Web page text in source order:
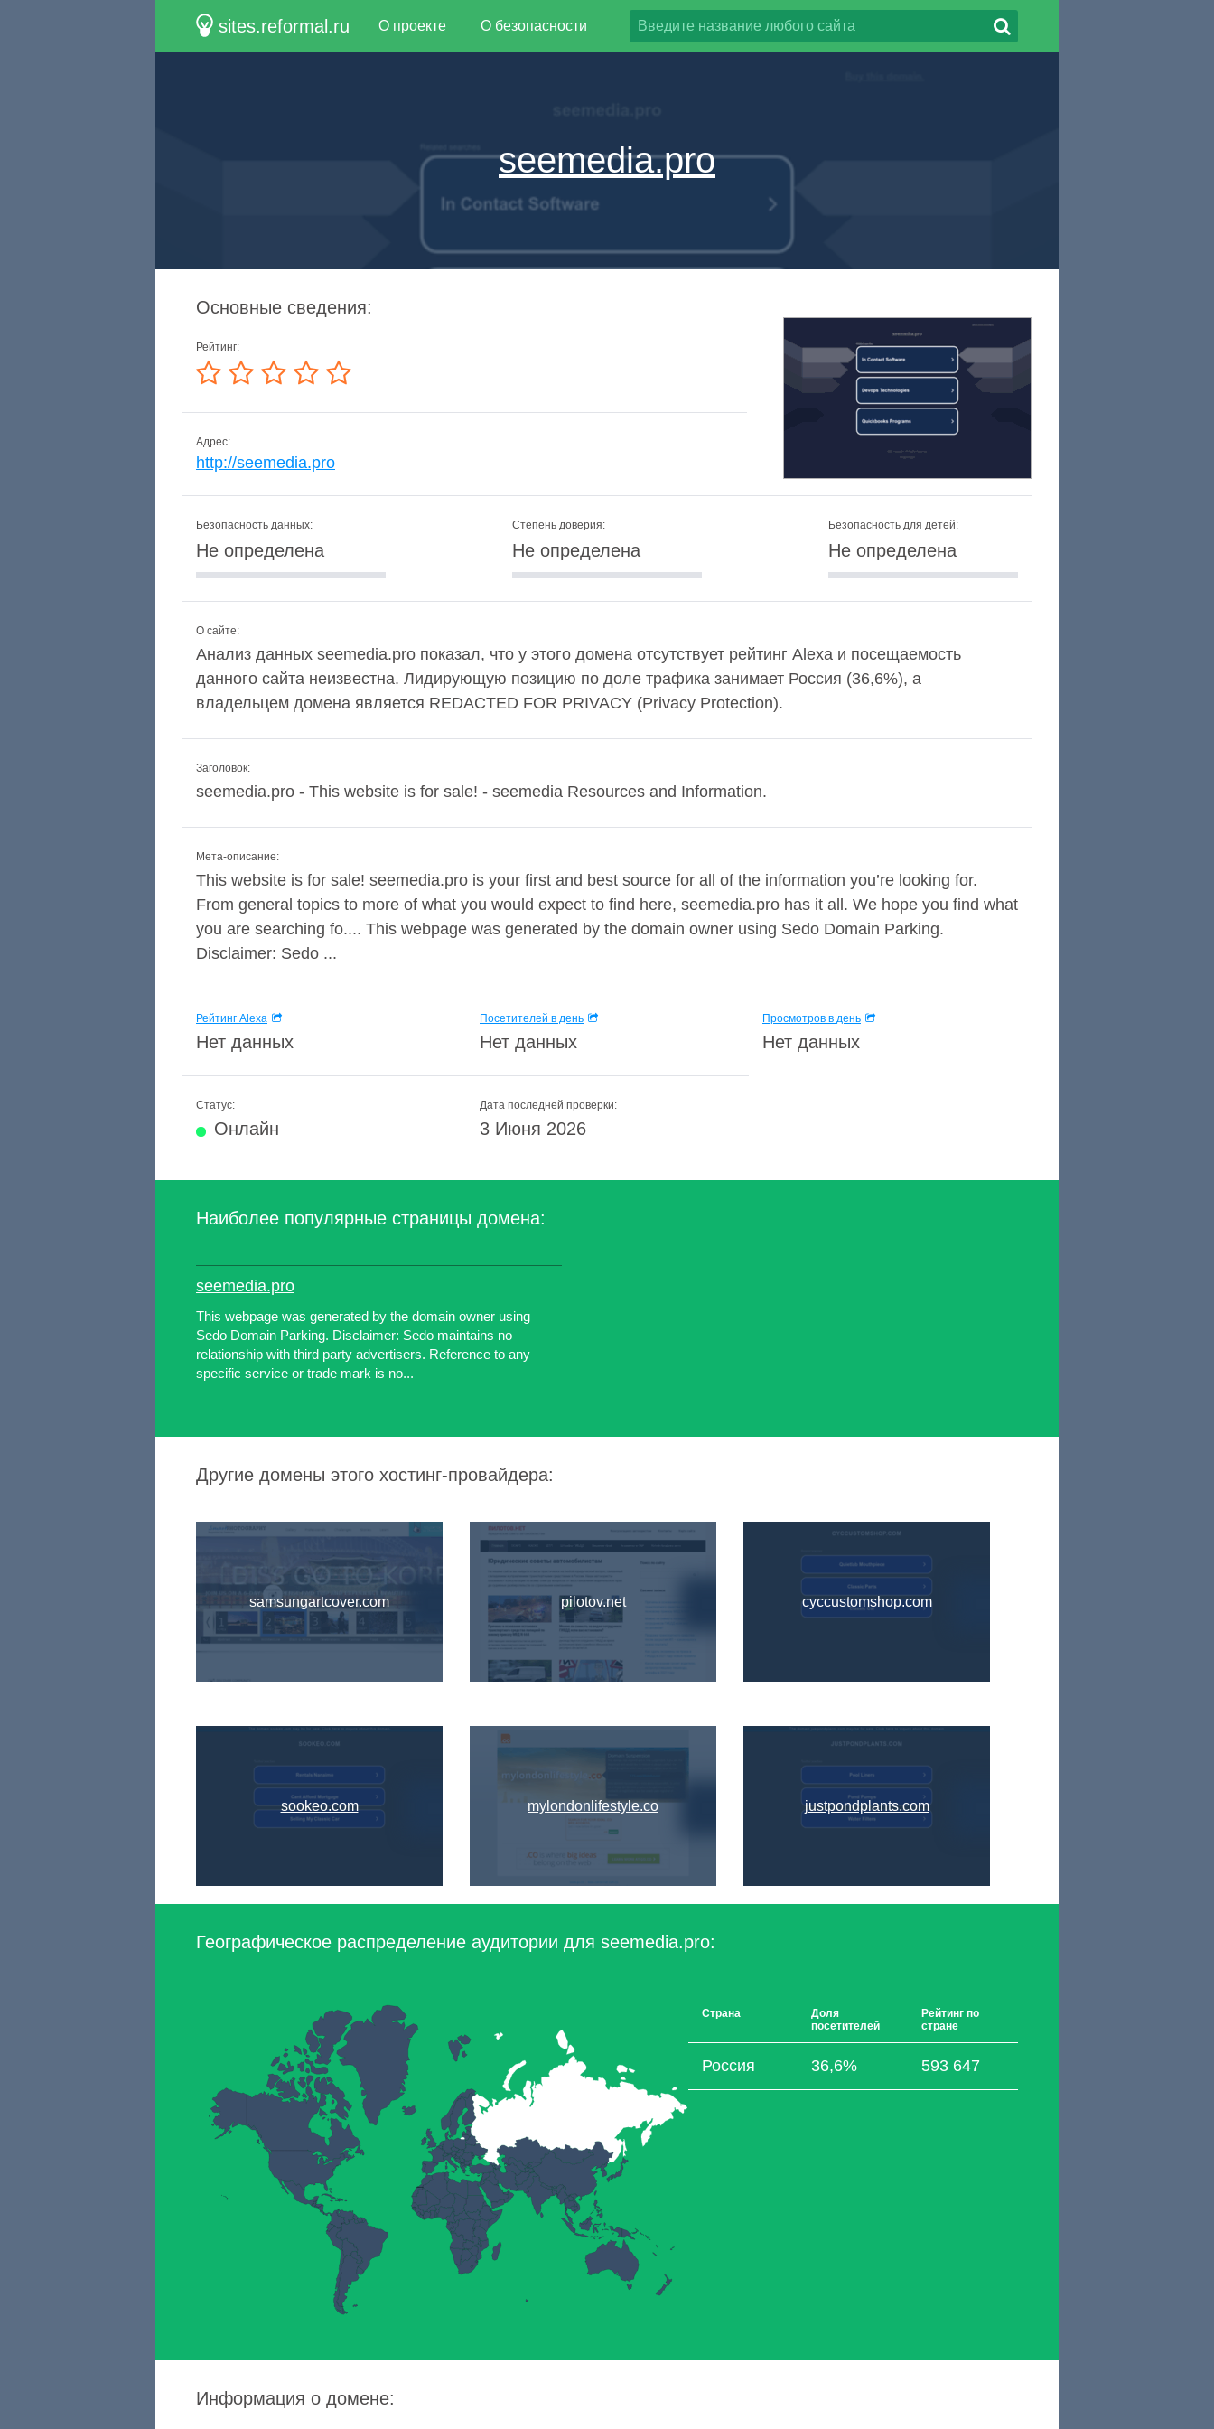
sites.reformal.ru О проекте О безопасности
seemedia.pro
Основные сведения:
Рейтинг:
Адрес:
http://seemedia.pro
Безопасность данных:
Не определена
Степень доверия:
Не определена
Безопасность для детей:
Не определена
О сайте:
Анализ данных seemedia.pro показал, что у этого домена отсутствует рейтинг Alexa и посещаемость
данного сайта неизвестна. Лидирующую позицию по доле трафика занимает Россия (36,6%), а
владельцем домена является REDACTED FOR PRIVACY (Privacy Protection).
Заголовок:
seemedia.pro - This website is for sale! - seemedia Resources and Information.
Мета-описание:
This website is for sale! seemedia.pro is your first and best source for all of the information you’re looking for.
From general topics to more of what you would expect to find here, seemedia.pro has it all. We hope you find what
you are searching fo.... This webpage was generated by the domain owner using Sedo Domain Parking.
Disclaimer: Sedo ...
Рейтинг Alexa
Нет данных
Посетителей в день
Нет данных
Просмотров в день
Нет данных
Статус:
Онлайн
Дата последней проверки:
3 Июня 2026
Наиболее популярные страницы домена:
seemedia.pro
This webpage was generated by the domain owner using
Sedo Domain Parking. Disclaimer: Sedo maintains no
relationship with third party advertisers. Reference to any
specific service or trade mark is no...
Другие домены этого хостинг-провайдера:
samsungartcover.com
sookeo.com
pilotov.net
mylondonlifestyle.co
cyccustomshop.com
justpondplants.com
Географическое распределение аудитории для seemedia.pro:
Страна
Доля
посетителей
Рейтинг по
стране
Россия 36,6% 593 647
Информация о домене: